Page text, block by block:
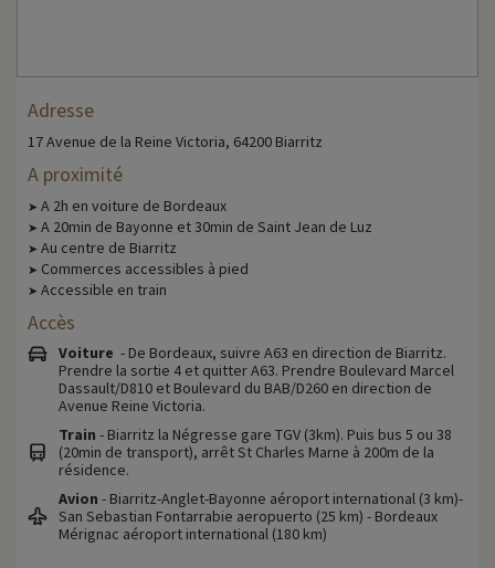
Adresse
17 Avenue de la Reine Victoria, 64200 Biarritz
A proximité
➤ A 2h en voiture de Bordeaux
➤ A 20min de Bayonne et 30min de Saint Jean de Luz
➤ Au centre de Biarritz
➤ Commerces accessibles à pied
➤ Accessible en train
Accès
Voiture - De Bordeaux, suivre A63 en direction de Biarritz.
Prendre la sortie 4 et quitter A63. Prendre Boulevard Marcel
Dassault/D810 et Boulevard du BAB/D260 en direction de
Avenue Reine Victoria.
Train - Biarritz la Négresse gare TGV (3km). Puis bus 5 ou 38
(20min de transport), arrêt St Charles Marne à 200m de la
résidence.
Avion - Biarritz-Anglet-Bayonne aéroport international (3 km)-
San Sebastian Fontarrabie aeropuerto (25 km) - Bordeaux
Mérignac aéroport international (180 km)